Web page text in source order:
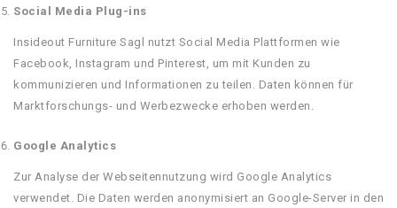
Social Media Plug-ins
Insideout Furniture Sagl nutzt Social Media Plattformen wie
Facebook, Instagram und Pinterest, um mit Kunden zu
kommunizieren und Informationen zu teilen. Daten können für
Marktforschungs- und Werbezwecke erhoben werden.
Google Analytics
Zur Analyse der Webseitennutzung wird Google Analytics
verwendet. Die Daten werden anonymisiert an Google-Server in den